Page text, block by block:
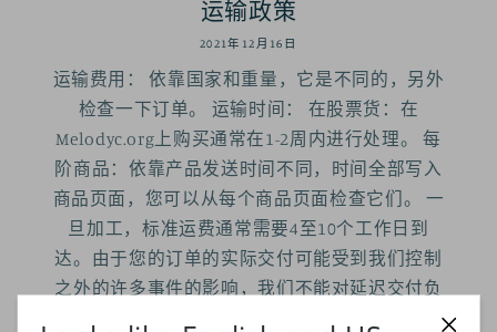
运输政策
2021年12月16日
运输费用： 依靠国家和重量，它是不同的，另外
检查一下订单。 运输时间： 在股票货：在
Melodyc.org上购买通常在1-2周内进行处理。 每
阶商品：依靠产品发送时间不同，时间全部写入
商品页面，您可以从每个商品页面检查它们。 一
旦加工，标准运费通常需要4至10个工作日到
达。由于您的订单的实际交付可能受到我们控制
之外的许多事件的影响，我们不能对延迟交付负